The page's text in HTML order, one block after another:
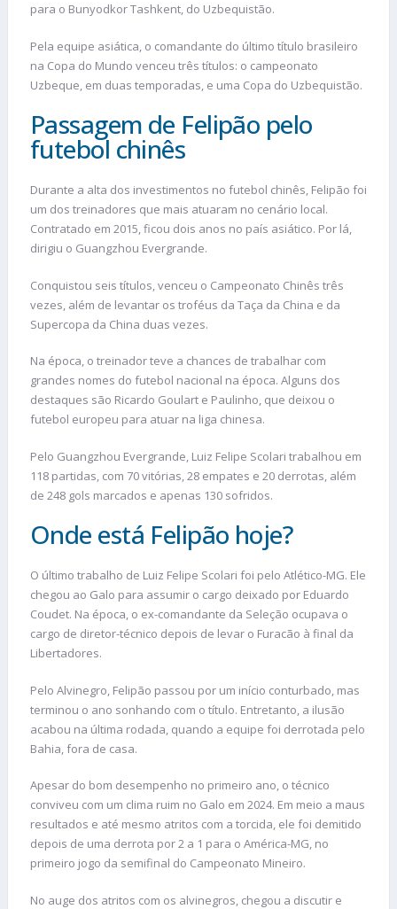
para o Bunyodkor Tashkent, do Uzbequistão.
Pela equipe asiática, o comandante do último título brasileiro
na Copa do Mundo venceu três títulos: o campeonato
Uzbeque, em duas temporadas, e uma Copa do Uzbequistão.
Passagem de Felipão pelo
futebol chinês
Durante a alta dos investimentos no futebol chinês, Felipão foi
um dos treinadores que mais atuaram no cenário local.
Contratado em 2015, ficou dois anos no país asiático. Por lá,
dirigiu o Guangzhou Evergrande.
Conquistou seis títulos, venceu o Campeonato Chinês três
vezes, além de levantar os troféus da Taça da China e da
Supercopa da China duas vezes.
Na época, o treinador teve a chances de trabalhar com
grandes nomes do futebol nacional na época. Alguns dos
destaques são Ricardo Goulart e Paulinho, que deixou o
futebol europeu para atuar na liga chinesa.
Pelo Guangzhou Evergrande, Luiz Felipe Scolari trabalhou em
118 partidas, com 70 vitórias, 28 empates e 20 derrotas, além
de 248 gols marcados e apenas 130 sofridos.
Onde está Felipão hoje?
O último trabalho de Luiz Felipe Scolari foi pelo Atlético-MG. Ele
chegou ao Galo para assumir o cargo deixado por Eduardo
Coudet. Na época, o ex-comandante da Seleção ocupava o
cargo de diretor-técnico depois de levar o Furacão à final da
Libertadores.
Pelo Alvinegro, Felipão passou por um início conturbado, mas
terminou o ano sonhando com o título. Entretanto, a ilusão
acabou na última rodada, quando a equipe foi derrotada pelo
Bahia, fora de casa.
Apesar do bom desempenho no primeiro ano, o técnico
conviveu com um clima ruim no Galo em 2024. Em meio a maus
resultados e até mesmo atritos com a torcida, ele foi demitido
depois de uma derrota por 2 a 1 para o América-MG, no
primeiro jogo da semifinal do Campeonato Mineiro.
No auge dos atritos com os alvinegros, chegou a discutir e